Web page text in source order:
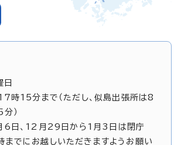
日
時15分まで（ただし、似島出張所は8
）
6日、12月29日から1月3日は閉庁
までにお越しいただきますようお願い